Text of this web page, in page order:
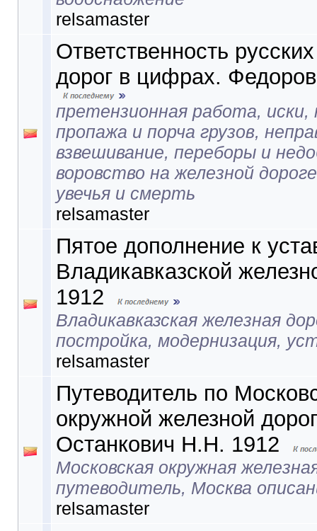
relsamaster
Ответственность
дорог в цифрах.
претензионная работа, иски,
пропажа и порча грузов,
взвешивание, переборы и
воровство на железной
увечья и смерть
relsamaster
Пятое дополнение к
Владикавказской
1912
Владикавказская железная
постройка, модернизация,
relsamaster
Путеводитель по
окружной железной
Останкович Н.Н. 1912
Московская окружная
путеводитель, Москва
relsamaster